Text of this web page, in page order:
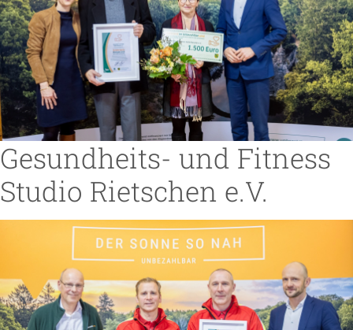
Gesundheits- und Fitness
Studio Rietschen e.V.